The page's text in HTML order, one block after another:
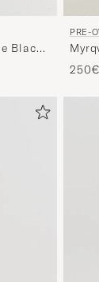
Black
PRE-
Calf
250€